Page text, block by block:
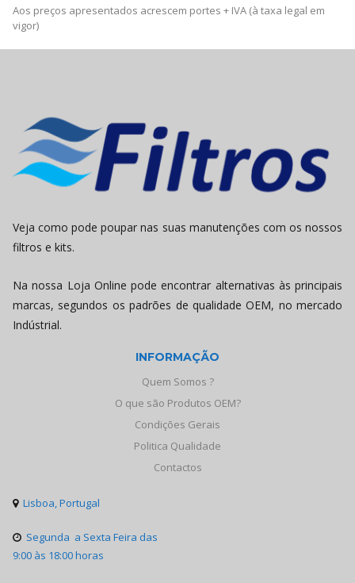
Aos preços apresentados acrescem portes + IVA (à taxa legal em
vigor)
Veja como pode poupar nas suas manutenções com os nossos
filtros e kits.
Na nossa Loja Online pode encontrar alternativas às principais
marcas, segundos os padrões de qualidade OEM, no mercado
Indústrial.
INFORMAÇÃO
Quem Somos ?
O que são Produtos OEM?
Condições Gerais
Politica Qualidade
Contactos
 Lisboa, Portugal
 Segunda a Sexta Feira das
9:00 às 18:00 horas